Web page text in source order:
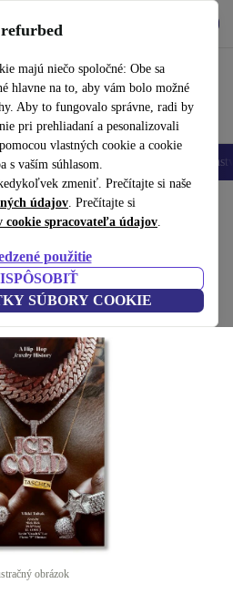
majú niečo spoločné: Obe sa
hlavne na to, aby vám bolo možné
Aby to fungovalo správne, radi by
pri prehliadaní a pesonalizovali
vlastných cookie a cookie
s vaším súhlasom.
zmeniť. Prečítajte si naše
údajov. Prečítajte si
cookie spracovateľa údajov.
použitie
SÚBORY COOKIE
Tablety Inteligentné hodinky
Nábytok
Jewelry History
obrázok